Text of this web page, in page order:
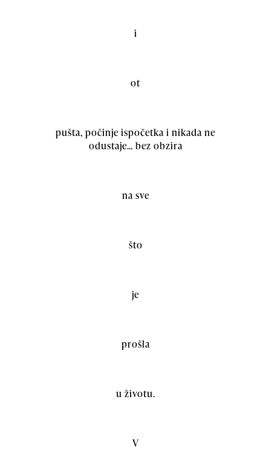
i
ot
pušta, počinje ispočetka i nikada ne
odustaje… bez obzira
na sve
što
je
prošla
u životu.
V